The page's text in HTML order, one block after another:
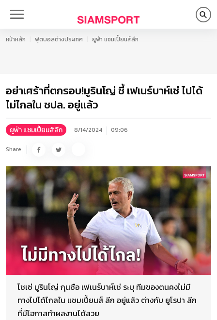
หน้าหลัก ฟุตบอลต่างประเทศ ยูฟ่า แชมเปี้ยนส์ลีก
อย่าเศร้าที่ตกรอบ!มูรินโญ่ ชี้ เฟเนร์บาห์เช่ ไปได้
ไม่ไกลใน ชปล. อยู่แล้ว
ยูฟ่า แชมเปี้ยนส์ลีก 8/14/2024 09:06
Share
โชเซ่ มูรินโญ่ กุนซือ เฟเนร์บาห์เช่ ระบุ ทีมของตนคงไม่มี
ทางไปได้ไกลใน แชมเปี้ยนส์ ลีก อยู่แล้ว ต่างกับ ยูโรปา ลีก
ที่มีโอกาสทำผลงานได้สวย